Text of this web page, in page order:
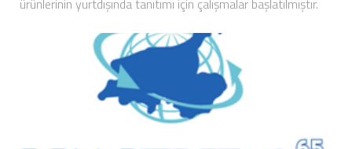
ürünlerinin yurtdışında tanıtımı için çalışmalar başlatılmıştır.